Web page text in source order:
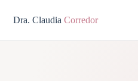
Dra. ClaudiaCorredor